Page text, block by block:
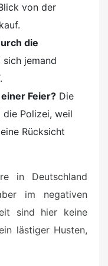
von der
die
jemand
Feier? Die
die Polizei, weil
Rücksicht
in Deutschland
im negativen
sind hier keine
lästiger Husten,